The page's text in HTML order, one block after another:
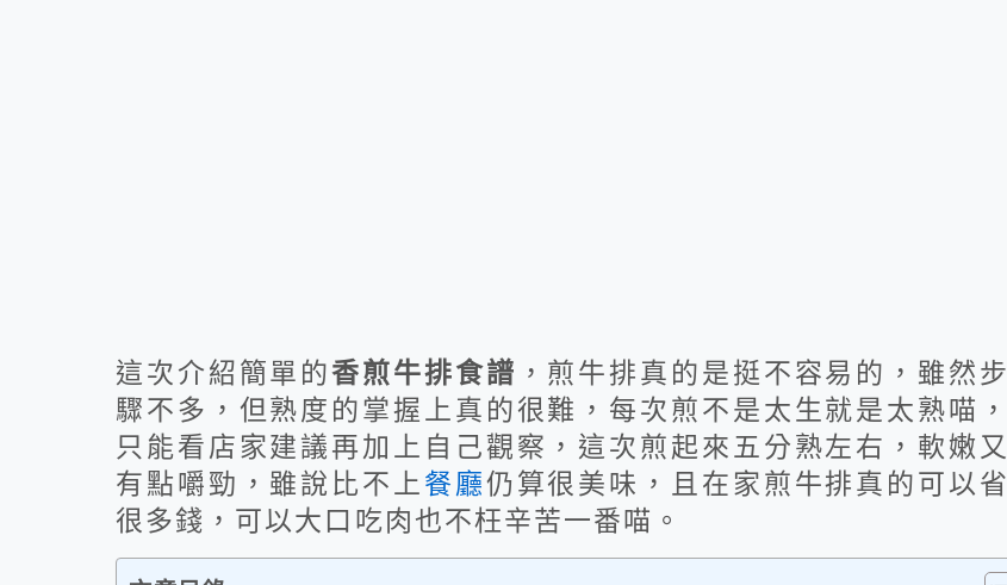
這次介紹簡單的香煎牛排食譜 ，煎牛排真的是挺不容易的，雖然步
驟不多，但熟度的掌握上真的很難，每次煎不是太生就是太熟喵，
只能看店家建議再加上自己觀察，這次煎起來五分熟左右，軟嫩又
有點嚼勁，雖說比不上 餐廳仍算很美味，且在家煎牛排真的可以省
很多錢，可以大口吃肉也不枉辛苦一番喵。